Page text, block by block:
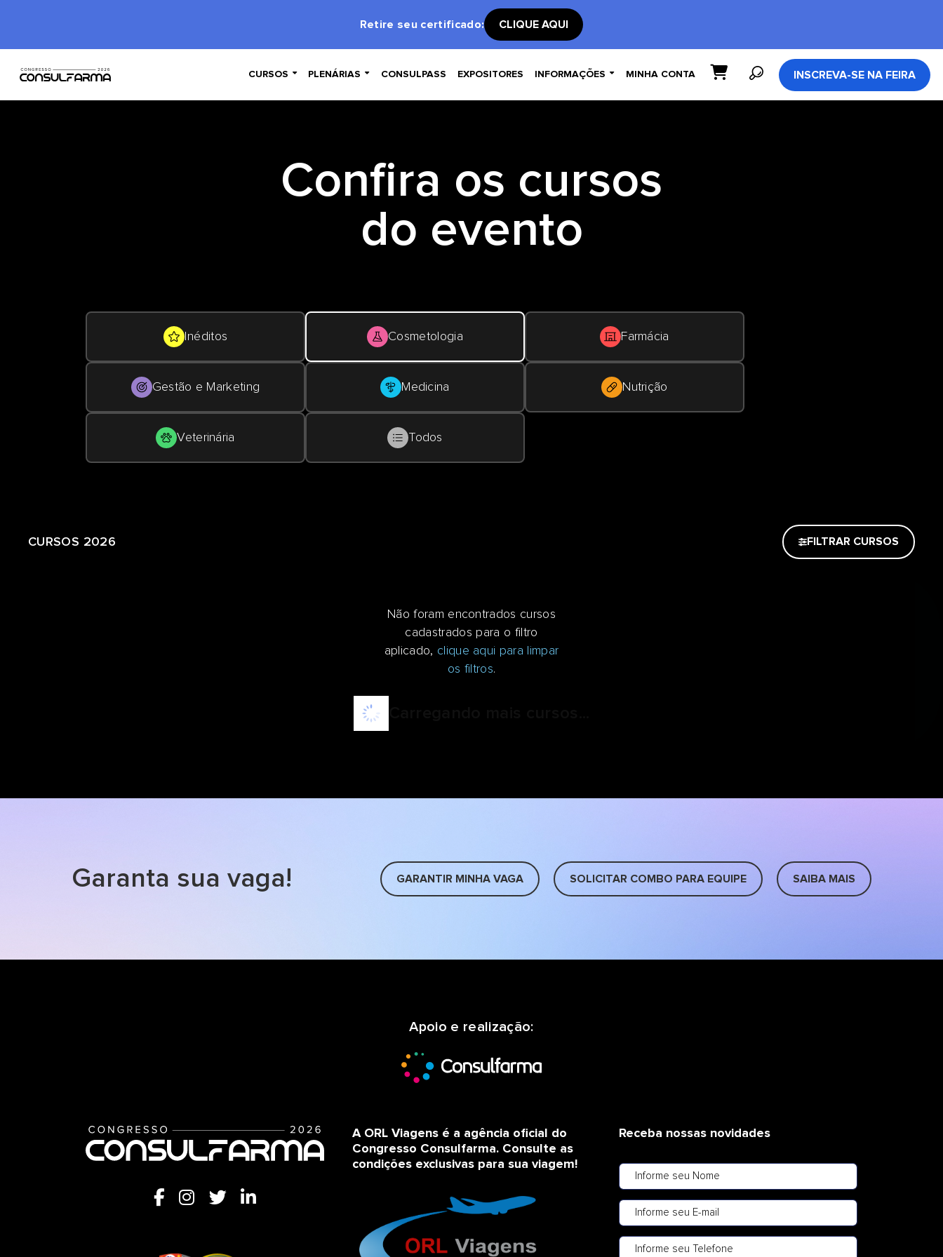
Retire seu certificado: CLIQUE AQUI
CURSOS  PLENÁRIAS  CONSULPASS EXPOSITORES INFORMAÇÕES  MINHA CONTA INSCREVA-SE NA FEIRA
Confira os cursos
do evento
Inéditos Cosmetologia Farmácia
Gestão e Marketing Medicina Nutrição
Veterinária Todos
CURSOS 2026 FILTRAR CURSOS
Não foram encontrados cursos
cadastrados para o filtro
aplicado, clique aqui para limpar
os filtros.
Garanta sua vaga! GARANTIR MINHA VAGA SOLICITAR COMBO PARA EQUIPE SAIBA MAIS
Apoio e realização:
A ORL Viagens é a agência oficial do
Congresso Consulfarma. Consulte as
condições exclusivas para sua viagem!
Receba nossas novidades